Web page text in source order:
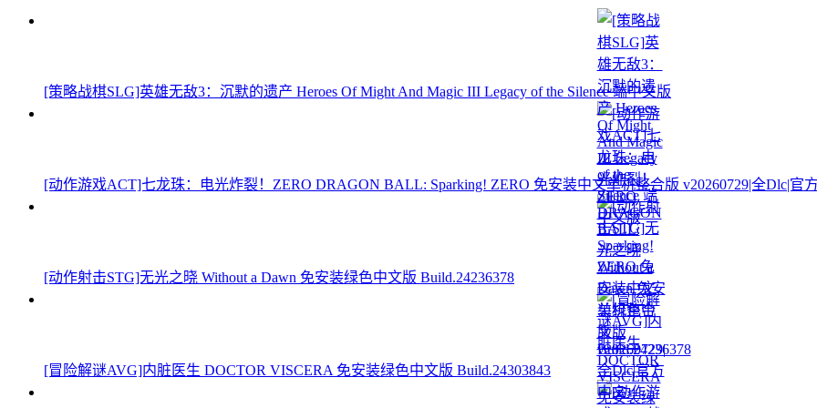
[策略战棋SLG]英雄无敌3：沉默的遗产 Heroes Of Might And Magic III Legacy of the Silence 端中文版
[动作游戏ACT]七龙珠：电光炸裂！ZERO DRAGON BALL: Sparking! ZERO 免安装中文单机整合版 v20260729|全Dlc|官
[动作射击STG]无光之晓 Without a Dawn 免安装绿色中文版 Build.24236378
[冒险解谜AVG]内脏医生 DOCTOR VISCERA 免安装绿色中文版 Build.24303843